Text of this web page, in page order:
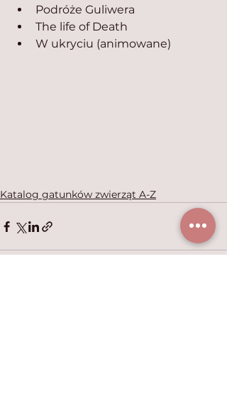
Podróże Guliwera
The life of Death
W ukryciu (animowane)
Katalog gatunków zwierząt A-Z